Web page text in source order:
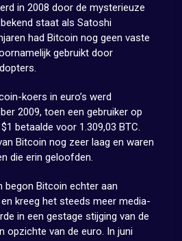
in 2008 door de mysterieuze
staat als Satoshi
had Bitcoin nog geen vaste
gebruikt door
koers in euro’s werd
2009, toen een gebruiker op
betaalde voor 1.309,03 BTC.
Bitcoin nog zeer laag en waren
die erin geloofden.
begon Bitcoin echter aan
kreeg het steeds meer media-
in een gestage stijging van de
opzichte van de euro. In juni